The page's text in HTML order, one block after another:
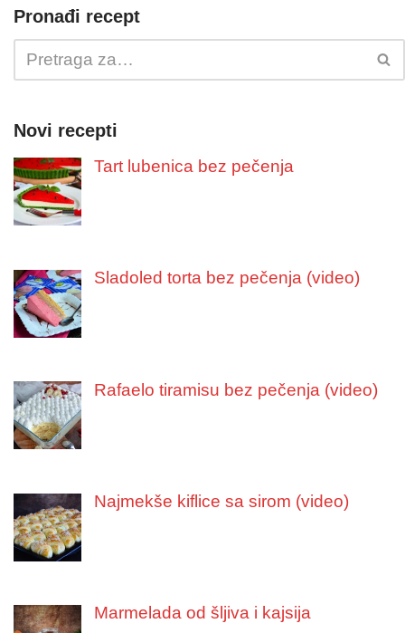
Pronađi recept
Novi recepti
Tart lubenica bez pečenja
Sladoled torta bez pečenja (video)
Rafaelo tiramisu bez pečenja (video)
Najmekše kiflice sa sirom (video)
Marmelada od šljiva i kajsija